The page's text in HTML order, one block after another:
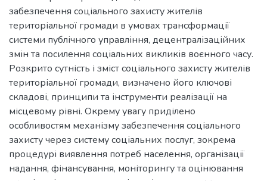
забезпечення соціального захисту жителів
територіальної громади в умовах трансформації
системи публічного управління, децентралізаційних
змін та посилення соціальних викликів воєнного часу.
Розкрито сутність і зміст соціального захисту жителів
територіальної громади, визначено його ключові
складові, принципи та інструменти реалізації на
місцевому рівні. Окрему увагу приділено
особливостям механізму забезпечення соціального
захисту через систему соціальних послуг, зокрема
процедурі виявлення потреб населення, організації
надання, фінансування, моніторингу та оцінювання